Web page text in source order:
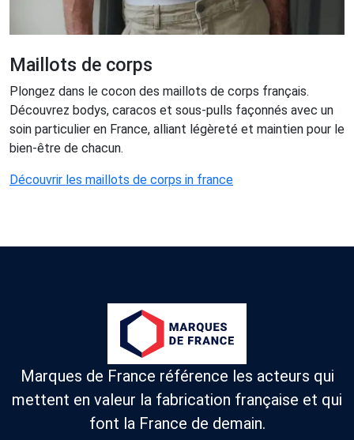
Maillots de corps
Plongez dans le cocon des maillots de corps français.
Découvrez bodys, caracos et sous-pulls façonnés avec un
soin particulier en France, alliant légèreté et maintien pour le
bien-être de chacun.
Découvrir les maillots de corps in france
Marques de France référence les acteurs qui
mettent en valeur la fabrication française et qui
font la France de demain.